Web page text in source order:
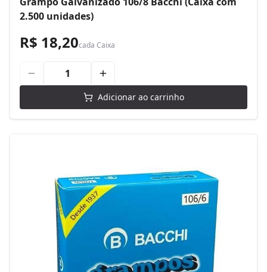
2.500 unidades)
R$ 18,20cada Caixa
Adicionar ao carrinho